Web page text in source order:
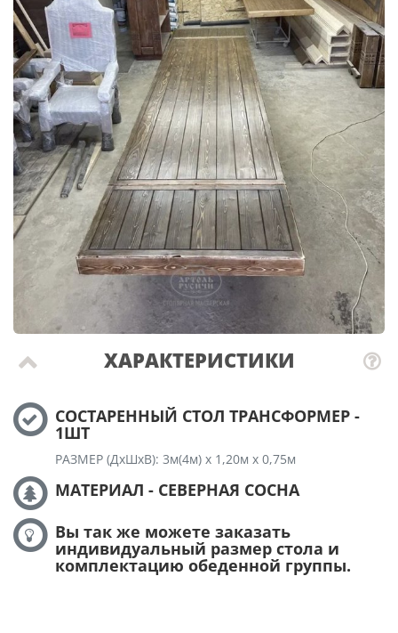
ХАРАКТЕРИСТИКИ
СОСТАРЕННЫЙ СТОЛ ТРАНСФОРМЕР -
1ШТ
РАЗМЕР (ДхШхВ): 3м(4м) х 1,20м х 0,75м
МАТЕРИАЛ - СЕВЕРНАЯ СОСНА
Вы так же можете заказать
индивидуальный размер стола и
комплектацию обеденной группы.